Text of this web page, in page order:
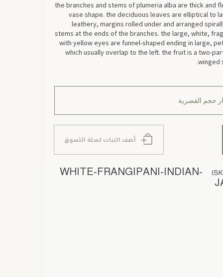
the branches and stems of plumeria alba are thick and
vase shape. the deciduous leaves are elliptical to
leathery, margins rolled under and arranged
stems at the ends of the branches. the large, white,
with yellow eyes are funnel-shaped ending in large,
which usually overlap to the left. the fruit is a two-
winged
أضف النبات لسلة التسوق
WHITE-FRANGIPANI-INDIAN-